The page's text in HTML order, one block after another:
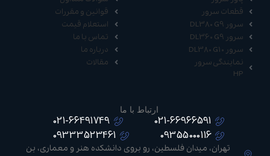
قطعات سرور
سرور DL380 G9
سرور DL360 G9
سرور DL380 G10
نمایندگی سرور
HP
قوانین و مقررات
استعلام قیمت
تماس با ما
درباره ما
مقالات
ارتباط با ما
021-66966591
021-66491749
09355000116
09333523461
تهران، میدان فلسطین، رو بروی دانشکده هنر و معماری، بن